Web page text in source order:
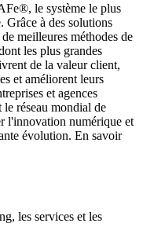
le système le plus
Grâce à des solutions
meilleures méthodes de
les plus grandes
de la valeur client,
et améliorent leurs
et agences
le réseau mondial de
l'innovation numérique et
évolution. En savoir
les services et les